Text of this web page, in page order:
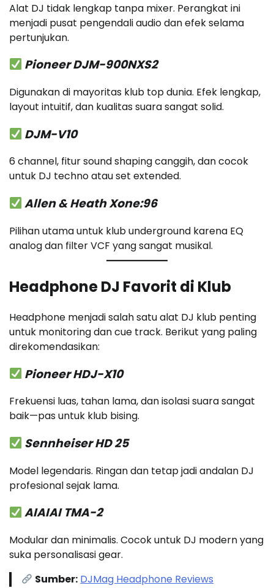
Alat DJ tidak lengkap tanpa mixer. Perangkat ini
menjadi pusat pengendali audio dan efek selama
pertunjukan.
Pioneer DJM-900NXS2
Digunakan di mayoritas klub top dunia. Efek lengkap,
layout intuitif, dan kualitas suara sangat solid.
DJM-V10
6 channel, fitur sound shaping canggih, dan cocok
untuk DJ techno atau set extended.
Allen & Heath Xone:96
Pilihan utama untuk klub underground karena EQ
analog dan filter VCF yang sangat musikal.
Headphone DJ Favorit di Klub
Headphone menjadi salah satu alat DJ klub penting
untuk monitoring dan cue track. Berikut yang paling
direkomendasikan:
Pioneer HDJ-X10
Frekuensi luas, tahan lama, dan isolasi suara sangat
baik—pas untuk klub bising.
Sennheiser HD 25
Model legendaris. Ringan dan tetap jadi andalan DJ
profesional sejak lama.
AIAIAI TMA-2
Modular dan minimalis. Cocok untuk DJ modern yang
suka personalisasi gear.
Sumber: DJMag Headphone Reviews